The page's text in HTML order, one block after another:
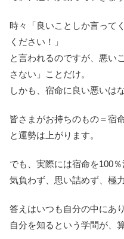
時々「良いことしか言って
ください！」
と言われるのですが、悪い
さない」ことだけ。
しかも、宿命に良い悪いは
皆さまがお持ちのもの＝宿
と運勢は上がります。
でも、実際には宿命を100％
気負わず、思い詰めず、極
答えはいつも自分の中にあり
自分を知るという学問が、